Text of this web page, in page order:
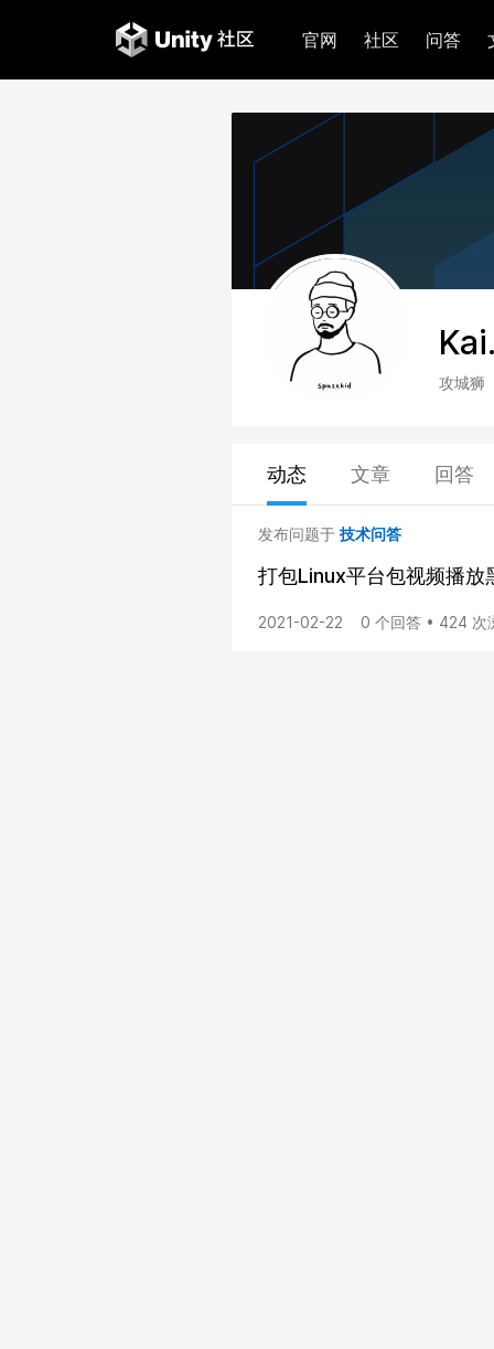
官网 社区 问答
攻城狮
动态 文章 回答
发布问题于 技术问答
打包Linux平台包视频播放
2021-02-22 0 个回答 • 424 次